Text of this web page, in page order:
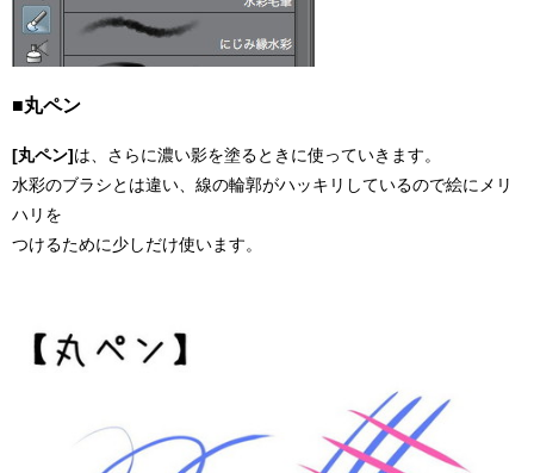
■丸ペン
[丸ペン]は、さらに濃い影を塗るときに使っていきます。
水彩のブラシとは違い、線の輪郭がハッキリしているので絵にメリ
ハリを
つけるために少しだけ使います。